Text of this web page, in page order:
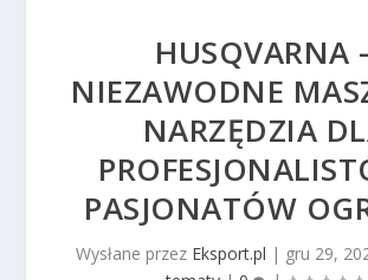
HUSQVARNA
NIEZAWODNE
NARZĘDZIA
PASJONATÓW
Wysłane przez Eksport.pl | gru 29,